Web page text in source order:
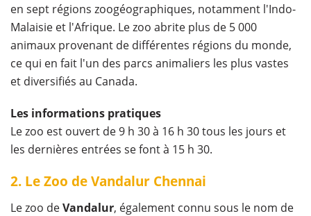
en sept régions zoogéographiques, notamment l'Indo-
Malaisie et l'Afrique. Le zoo abrite plus de 5 000
animaux provenant de différentes régions du monde,
ce qui en fait l'un des parcs animaliers les plus vastes
et diversifiés au Canada.
Les informations pratiques
Le zoo est ouvert de 9 h 30 à 16 h 30 tous les jours et
les dernières entrées se font à 15 h 30.
2. Le Zoo de Vandalur Chennai
Le zoo deVandalur, également connu sous le nom de